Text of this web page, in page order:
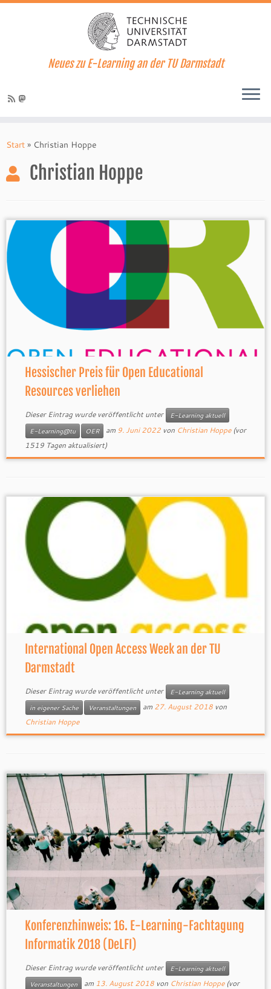
Inhalt
Neues zu E-Learning an der TU Darmstadt
Start » Christian Hoppe
Christian Hoppe
Hessischer Preis für Open Educational
Resources verliehen
Dieser Eintrag wurde veröffentlicht unter
E-Learning aktuell
E-Learning@tu
OER am 9. Juni 2022 von Christian Hoppe(vor
1519 Tagen aktualisiert)
International Open Access Week an der TU
Darmstadt
Dieser Eintrag wurde veröffentlicht unter
E-Learning aktuell
in eigener Sache
Veranstaltungen am 27. August 2018 von
Christian Hoppe
Konferenzhinweis: 16. E-Learning-Fachtagung
Informatik 2018 (DeLFI)
Dieser Eintrag wurde veröffentlicht unter
E-Learning aktuell
Veranstaltungen
am 13. August 2018 von Christian Hoppe(vor